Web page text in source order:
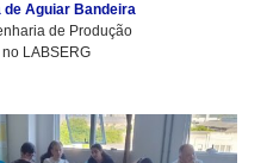
de Aguiar Bandeira
de Produção
LABSERG